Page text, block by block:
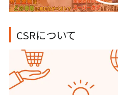
CSRについて